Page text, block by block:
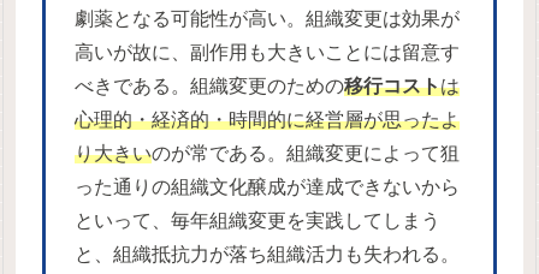
劇薬となる可能性が高い。組織変更は効果が
高いが故に、副作用も大きいことには留意す
べきである。組織変更のための移行コストは
心理的・経済的・時間的に経営層が思ったよ
り大きいのが常である。組織変更によって狙
った通りの組織文化醸成が達成できないから
といって、毎年組織変更を実践してしまう
と、組織抵抗力が落ち組織活力も失われる。